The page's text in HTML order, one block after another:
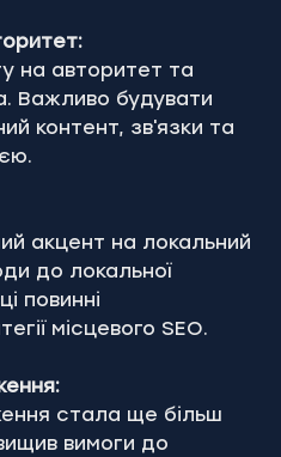
Важливо будувати
контент, зв'язки та
до локальної
повинні
місцевого SEO.
вимоги до